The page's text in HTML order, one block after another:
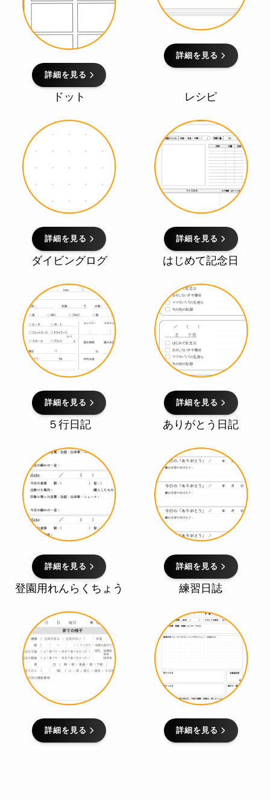
詳細を見る
詳細を見る
ドット
詳細を見る
レシピ
詳細を見る
ダイビングログ
詳細を見る
はじめて記念日
詳細を見る
５行日記
詳細を見る
ありがとう日記
詳細を見る
登園用れんらくちょう
詳細を見る
練習日誌
詳細を見る